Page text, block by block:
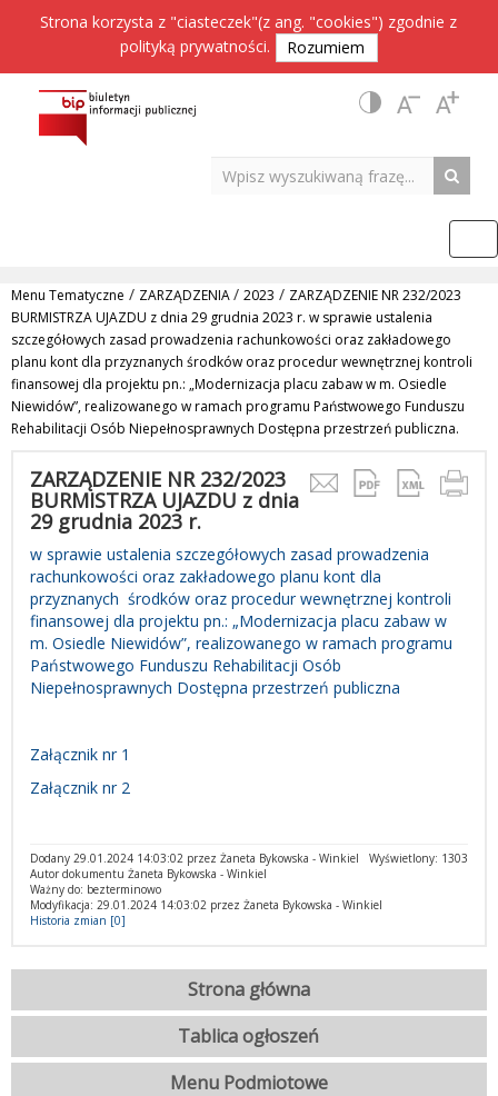
Strona korzysta z "ciasteczek"(z ang. "cookies") zgodnie z
polityką prywatności. Rozumiem
Menu Tematyczne / ZARZĄDZENIA/ 2023 / ZARZĄDZENIE NR 232/2023
BURMISTRZA UJAZDU z dnia 29 grudnia 2023 r. w sprawie ustalenia
szczegółowych zasad prowadzenia rachunkowości oraz zakładowego
planu kont dla przyznanych środków oraz procedur wewnętrznej kontroli
finansowej dla projektu pn.: „Modernizacja placu zabaw w m. Osiedle
Niewidów”, realizowanego w ramach programu Państwowego Funduszu
Rehabilitacji Osób Niepełnosprawnych Dostępna przestrzeń publiczna.
ZARZĄDZENIE NR 232/2023
BURMISTRZA UJAZDU z dnia
29 grudnia 2023 r.
w sprawie ustalenia szczegółowych zasad prowadzenia
rachunkowości oraz zakładowego planu kont dla
przyznanych środków oraz procedur wewnętrznej kontroli
finansowej dla projektu pn.: „Modernizacja placu zabaw w
m. Osiedle Niewidów”, realizowanego w ramach programu
Państwowego Funduszu Rehabilitacji Osób
Niepełnosprawnych Dostępna przestrzeń publiczna
Załącznik nr 1
Załącznik nr 2
Wyświetlony: 1303
Dodany 29.01.2024 14:03:02 przez Żaneta Bykowska - Winkiel
Autor dokumentu Żaneta Bykowska - Winkiel
Ważny do: bezterminowo
Modyfikacja: 29.01.2024 14:03:02 przez Żaneta Bykowska - Winkiel
Historia zmian [0]
Strona główna
Tablica ogłoszeń
Menu Podmiotowe